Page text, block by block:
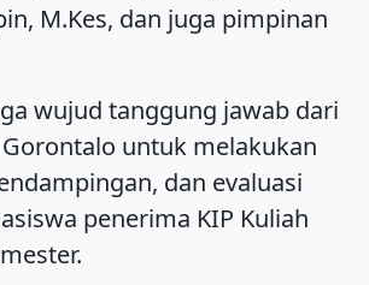
M.Kes, dan juga pimpinan
wujud tanggung jawab dari
untuk melakukan
dan evaluasi
penerima KIP Kuliah